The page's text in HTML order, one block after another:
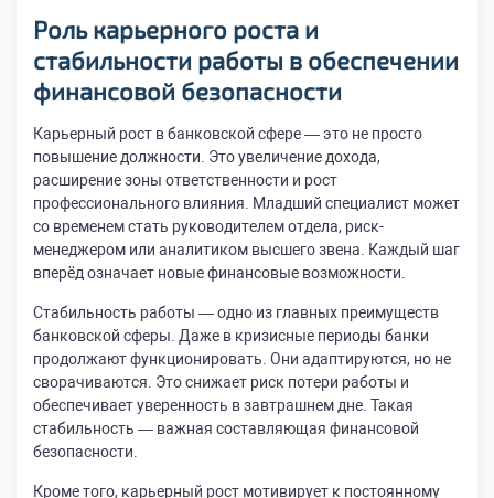
Роль карьерного роста и
стабильности работы в обеспечении
финансовой безопасности
Карьерный рост в банковской сфере — это не просто
повышение должности. Это увеличение дохода,
расширение зоны ответственности и рост
профессионального влияния. Младший специалист может
со временем стать руководителем отдела, риск-
менеджером или аналитиком высшего звена. Каждый шаг
вперёд означает новые финансовые возможности.
Стабильность работы — одно из главных преимуществ
банковской сферы. Даже в кризисные периоды банки
продолжают функционировать. Они адаптируются, но не
сворачиваются. Это снижает риск потери работы и
обеспечивает уверенность в завтрашнем дне. Такая
стабильность — важная составляющая финансовой
безопасности.
Кроме того, карьерный рост мотивирует к постоянному